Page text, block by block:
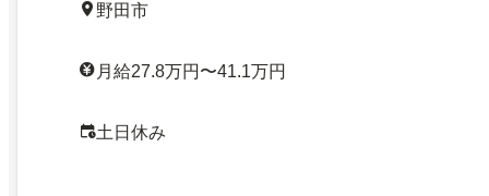
野田市
月給27.8万円〜41.1万円
土日休み